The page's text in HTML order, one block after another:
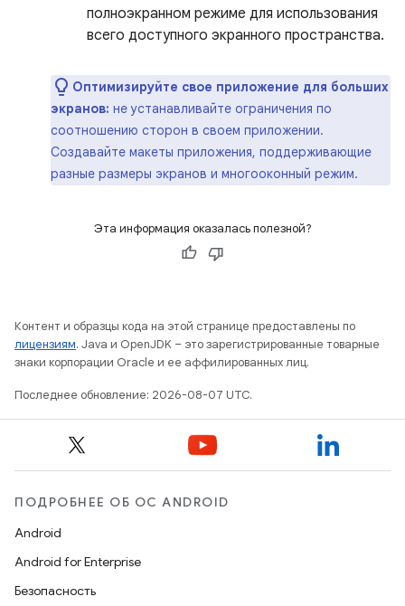
полноэкранном режиме для использования
всего доступного экранного пространства.
Оптимизируйте свое приложение для больших
экранов: не устанавливайте ограничения по
соотношению сторон в своем приложении.
Создавайте макеты приложения, поддерживающие
разные размеры экранов и многооконный режим.
Эта информация оказалась полезной?
Контент и образцы кода на этой странице предоставлены по
лицензиям. Java и OpenJDK – это зарегистрированные товарные
знаки корпорации Oracle и ее аффилированных лиц.
Последнее обновление: 2026-08-07 UTC.
ПОДРОБНЕЕ ОБ ОС ANDROID
Android
Android for Enterprise
Безопасность